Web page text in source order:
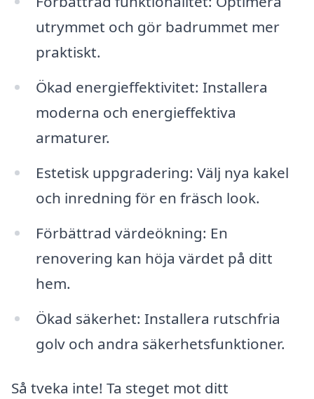
utrymmet och gör badrummet mer
praktiskt.
Ökad energieffektivitet: Installera
moderna och energieffektiva
armaturer.
Estetisk uppgradering: Välj nya kakel
och inredning för en fräsch look.
Förbättrad värdeökning: En
renovering kan höja värdet på ditt
hem.
Ökad säkerhet: Installera rutschfria
golv och andra säkerhetsfunktioner.
Så tveka inte! Ta steget mot ditt